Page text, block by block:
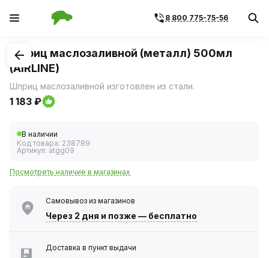
8 800 775-75-56
1/1
Шприц маслозаливной (металл) 500мл
(AIRLINE)
Шприц маслозаливной изготовлен из стали.
1 183 ₽
В наличии
Код товара: 238789
Артикул: atgg09
Посмотреть наличие в магазинах
Самовывоз из магазинов
Через 2 дня и позже — бесплатно
Доставка в пункт выдачи